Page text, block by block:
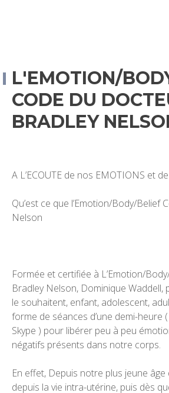
L'EMOTION/
CODE DU
BRADLEY
A L’ECOUTE de nos EMOTIONS et
Qu’est ce que l’Emotion/Body/Belief
Nelson
Formée et certifiée à L’Emotion/
Bradley Nelson, Dominique Waddell,
le souhaitent, enfant, adolescent,
forme de séances d’une demi-heure
Skype ) pour libérer peu à peu
négatifs présents dans notre corps.
En effet, Depuis notre plus jeune
depuis la vie intra-utérine, puis dès